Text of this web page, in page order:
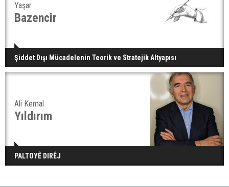
Yaşar
Bazencir
Şiddet Dışı Mücadelenin Teorik ve Stratejik Altyapısı
Ali Kemal
Yıldırım
PALTOYÊ DIRÊJ